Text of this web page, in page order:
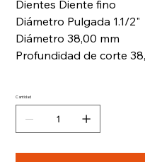
Dientes Diente fino
Diámetro Pulgada 1.1/2"
Diámetro 38,00 mm
Profundidad de corte
Cantidad